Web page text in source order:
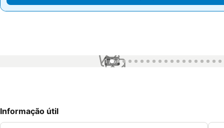
1 / 57
Informação útil